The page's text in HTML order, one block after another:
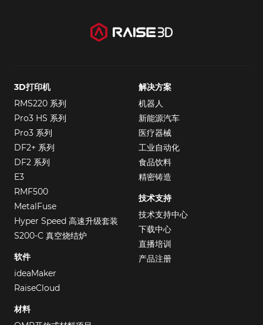
3D打印机
RMS220 系列
Pro3 HS 系列
Pro3 系列
DF2+ 系列
DF2 系列
E3
RMF500
MetalFuse
Hyper Speed 高速升级套装
S200-C 真空烧结炉
软件
ideaMaker
RaiseCloud
材料
解决方案
机器人
新能源汽车
医疗器械
工业自动化
食品饮料
精密铸造
技术支持
技术支持中心
下载中心
直播培训
产品注册